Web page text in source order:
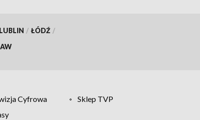
LUBLIN / ŁÓDŹ /
Cyfrowa
Sklep TVP